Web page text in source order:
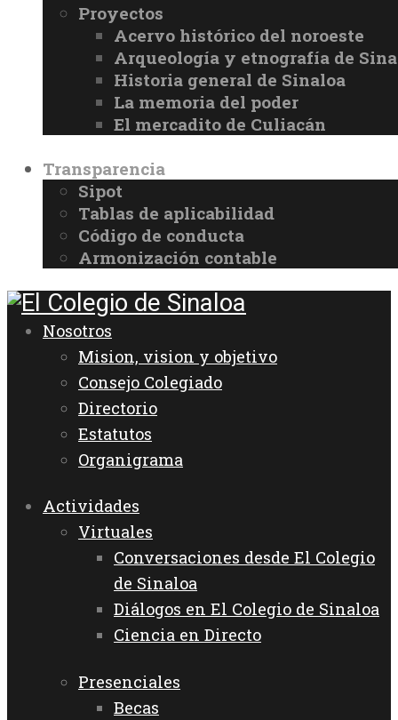
Proyectos
Acervo histórico del noroeste
Arqueología y etnografía de
Historia general de Sinaloa
La memoria del poder
El mercadito de Culiacán
Transparencia
Sipot
Tablas de aplicabilidad
Código de conducta
Armonización contable
Nosotros
Mision, vision y objetivo
Consejo Colegiado
Directorio
Estatutos
Organigrama
Actividades
Virtuales
Conversaciones desde El Colegio
de Sinaloa
Diálogos en El Colegio de Sinaloa
Ciencia en Directo
Presenciales
Becas